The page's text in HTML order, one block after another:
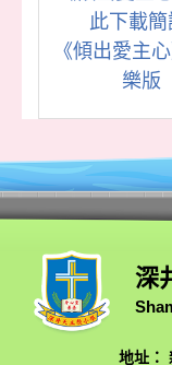
此下載簡
《傾出愛主
樂版
深
地址：